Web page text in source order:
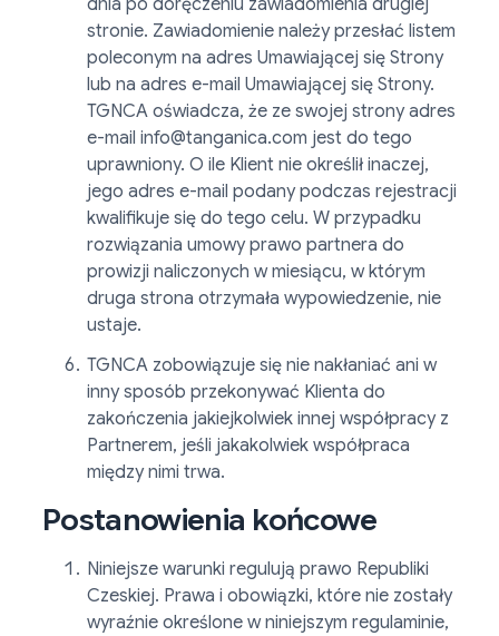
dnia po doręczeniu zawiadomienia drugiej
stronie. Zawiadomienie należy przesłać listem
poleconym na adres Umawiającej się Strony
lub na adres e-mail Umawiającej się Strony.
TGNCA oświadcza, że ze swojej strony adres
e-mail info@tanganica.com jest do tego
uprawniony. O ile Klient nie określił inaczej,
jego adres e-mail podany podczas rejestracji
kwalifikuje się do tego celu. W przypadku
rozwiązania umowy prawo partnera do
prowizji naliczonych w miesiącu, w którym
druga strona otrzymała wypowiedzenie, nie
ustaje.
TGNCA zobowiązuje się nie nakłaniać ani w
inny sposób przekonywać Klienta do
zakończenia jakiejkolwiek innej współpracy z
Partnerem, jeśli jakakolwiek współpraca
między nimi trwa.
Postanowienia końcowe
Niniejsze warunki regulują prawo Republiki
Czeskiej. Prawa i obowiązki, które nie zostały
wyraźnie określone w niniejszym regulaminie,